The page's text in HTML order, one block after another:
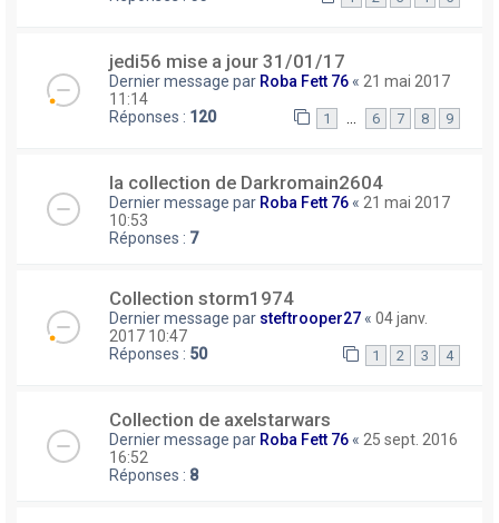
jedi56 mise a jour 31/01/17
Dernier message par Roba Fett 76 « 21 mai 2017
11:14
Réponses : 120 1 … 6 7 8 9
la collection de Darkromain2604
Dernier message par Roba Fett 76 « 21 mai 2017
10:53
Réponses : 7
Collection storm1974
Dernier message par steftrooper27 « 04 janv.
2017 10:47
Réponses : 50 1 2 3 4
Collection de axelstarwars
Dernier message par Roba Fett 76 « 25 sept. 2016
16:52
Réponses : 8